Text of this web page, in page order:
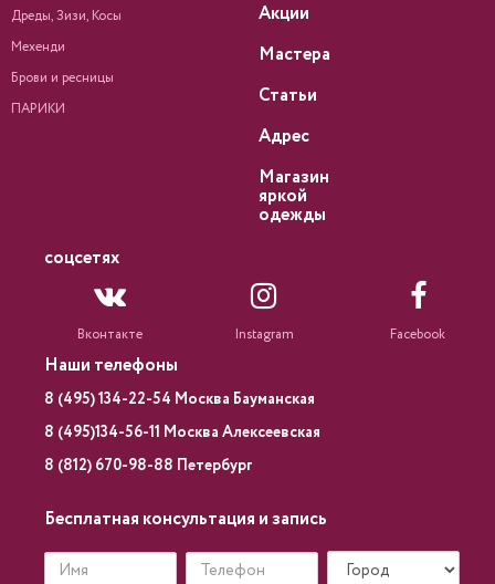
Дреды, Зизи, Косы
Мехенди
Брови и ресницы
ПАРИКИ
Акции
Мастера
Статьи
Адрес
Магазин
яркой
одежды
соцсетях
Вконтакте Instagram Facebook
Наши телефоны
8 (495) 134-22-54 Москва Бауманская
8 (495)134-56-11 Москва Алексеевская
8 (812) 670-98-88 Петербург
Бесплатная консультация и запись